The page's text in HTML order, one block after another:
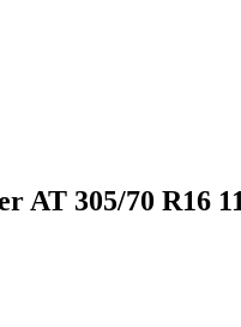
AT 305/70 R16